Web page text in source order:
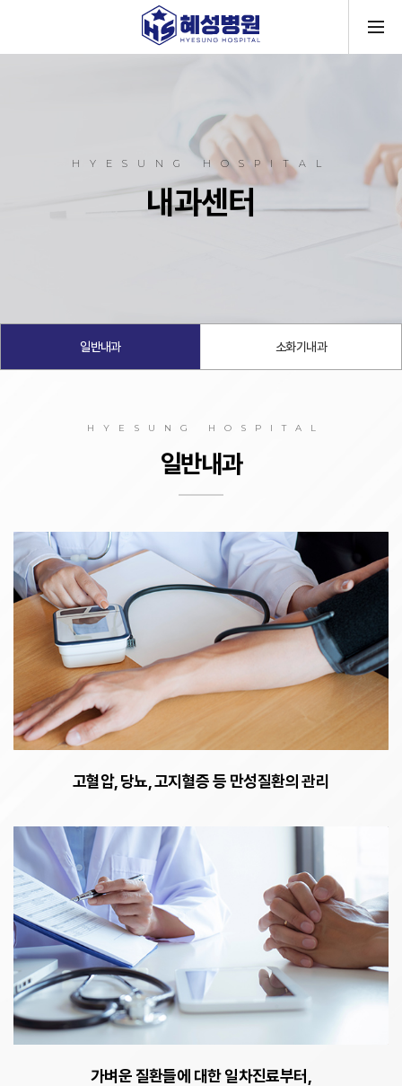
메뉴
HYESUNG HOSPITAL
내과센터
일반내과 소화기내과
HYESUNG HOSPITAL
일반내과
고혈압, 당뇨, 고지혈증 등 만성질환의 관리
가벼운 질환들에 대한 일차진료부터,